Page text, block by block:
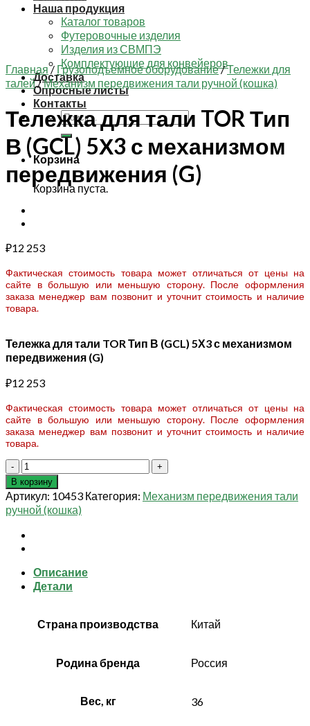
Наша продукция
Каталог товаров
Футеровочные изделия
Изделия из СВМПЭ
Комплектующие для конвейеров
Доставка
Опросные листы
Контакты
Искать:
Корзина
Корзина пуста.
Главная / Грузоподъемное оборудование/Тележки для
талей/Механизм передвижения тали ручной (кошка)
Тележка для тали TOR Тип
В (GCL) 5Х3 с механизмом
передвижения (G)
₽12 253
Фактическая стоимость товара может отличаться от цены на
сайте в большую или меньшую сторону. После оформления
заказа менеджер вам позвонит и уточнит стоимость и наличие
товара.
Тележка для тали TOR Тип В (GCL) 5Х3 с механизмом
передвижения (G)
₽12 253
Фактическая стоимость товара может отличаться от цены на
сайте в большую или меньшую сторону. После оформления
заказа менеджер вам позвонит и уточнит стоимость и наличие
товара.
Количество
товара
Тележка
для
тали
TOR
Тип
(GCL)
5Х3
передвижения
В корзину
Артикул: 10453 Категория: Механизм передвижения тали
ручной (кошка)
Описание
Детали
Страна производства Китай
Родина бренда Россия
Вес, кг 36